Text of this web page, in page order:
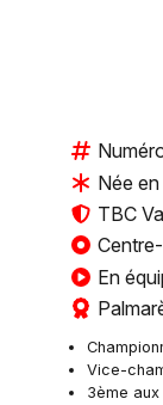
Née
TBC
En
Vice-
3ème